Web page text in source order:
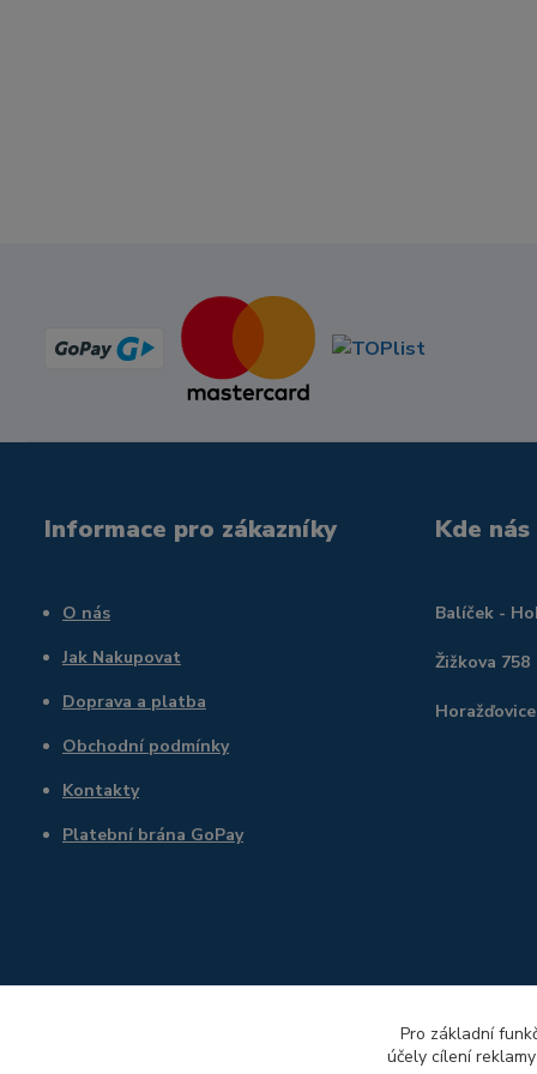
Informace pro zákazníky
O nás
Jak Nakupovat
Doprava a platba
Obchodní podmínky
Kontakty
Platební brána GoPay
Kde
Balíček -
Žižkova 758
Pro základní
účely cílení